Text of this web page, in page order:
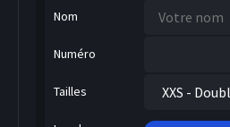
Nom
Numéro
Tailles